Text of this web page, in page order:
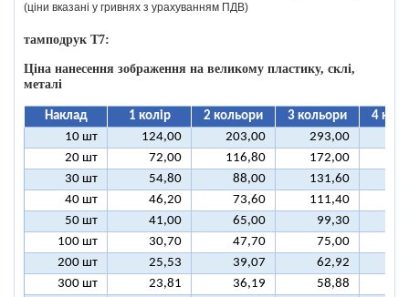
(ціни вказані у гривнях з урахуванням ПДВ)
тамподрук T7:
Ціна нанесення зображення на великому пластику, склі,
металі
Наклад 1 колір 2 кольори 3 кольори
4
10 шт
124,00 203,00 293,00
20 шт
72,00 116,80 172,00
30 шт
54,80 88,00 131,60
40 шт
46,20 73,60 111,40
50 шт
41,00 65,00 99,30
100 шт
30,70 47,70 75,00
200 шт
25,53 39,07 62,92
300 шт
23,81 36,19 58,88